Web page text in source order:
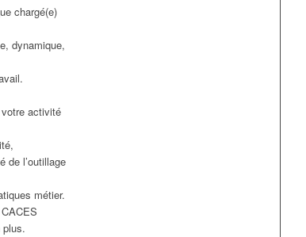
chargé(e)
dynamique,
activité
de l’outillage
métier.
plus.